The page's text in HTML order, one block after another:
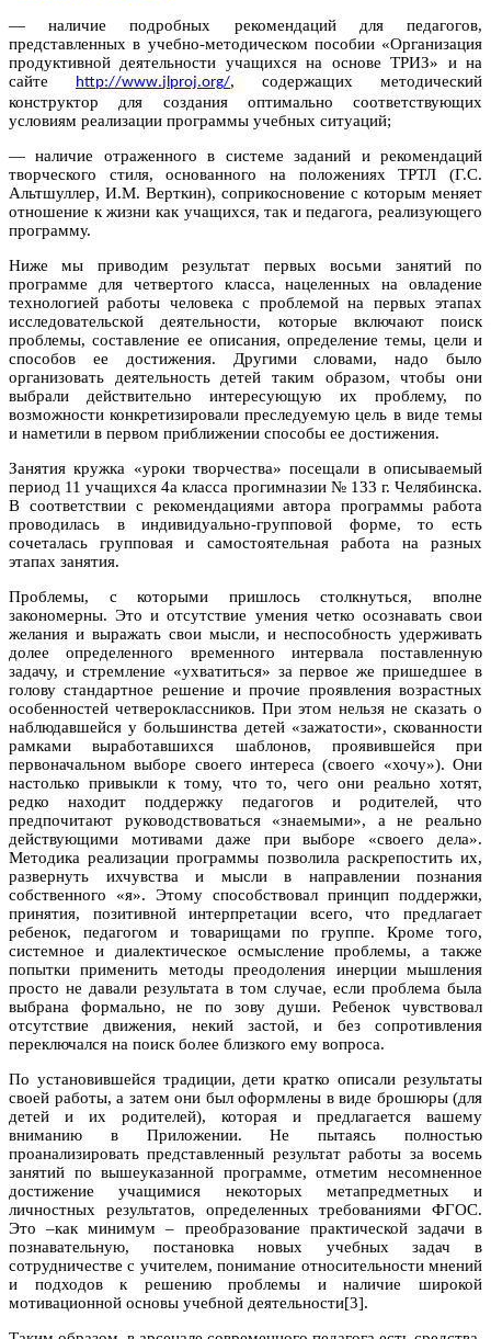
— наличие подробных рекомендаций для педагогов,
представленных в учебно-методическом пособии «Организация
продуктивной деятельности учащихся на основе ТРИЗ» и на
сайте http://www.jlproj.org/, содержащих методический
конструктор для создания оптимально соответствующих
условиям реализации программы учебных ситуаций;
— наличие отраженного в системе заданий и рекомендаций
творческого стиля, основанного на положениях ТРТЛ (Г.С.
Альтшуллер, И.М. Верткин), соприкосновение с которым меняет
отношение к жизни как учащихся, так и педагога, реализующего
программу.
Ниже мы приводим результат первых восьми занятий по
программе для четвертого класса, нацеленных на овладение
технологией работы человека с проблемой на первых этапах
исследовательской деятельности, которые включают поиск
проблемы, составление ее описания, определение темы, цели и
способов ее достижения. Другими словами, надо было
организовать деятельность детей таким образом, чтобы они
выбрали действительно интересующую их проблему, по
возможности конкретизировали преследуемую цель в виде темы
и наметили в первом приближении способы ее достижения.
Занятия кружка «уроки творчества» посещали в описываемый
период 11 учащихся 4а класса прогимназии № 133 г. Челябинска.
В соответствии с рекомендациями автора программы работа
проводилась в индивидуально-групповой форме, то есть
сочеталась групповая и самостоятельная работа на разных
этапах занятия.
Проблемы, с которыми пришлось столкнуться, вполне
закономерны. Это и отсутствие умения четко осознавать свои
желания и выражать свои мысли, и неспособность удерживать
долее определенного временного интервала поставленную
задачу, и стремление «ухватиться» за первое же пришедшее в
голову стандартное решение и прочие проявления возрастных
особенностей четвероклассников. При этом нельзя не сказать о
наблюдавшейся у большинства детей «зажатости», скованности
рамками выработавшихся шаблонов, проявившейся при
первоначальном выборе своего интереса (своего «хочу»). Они
настолько привыкли к тому, что то, чего они реально хотят,
редко находит поддержку педагогов и родителей, что
предпочитают руководствоваться «знаемыми», а не реально
действующими мотивами даже при выборе «своего дела».
Методика реализации программы позволила раскрепостить их,
развернуть ихчувства и мысли в направлении познания
собственного «я». Этому способствовал принцип поддержки,
принятия, позитивной интерпретации всего, что предлагает
ребенок, педагогом и товарищами по группе. Кроме того,
системное и диалектическое осмысление проблемы, а также
попытки применить методы преодоления инерции мышления
просто не давали результата в том случае, если проблема была
выбрана формально, не по зову души. Ребенок чувствовал
отсутствие движения, некий застой, и без сопротивления
переключался на поиск более близкого ему вопроса.
По установившейся традиции, дети кратко описали результаты
своей работы, а затем они был оформлены в виде брошюры (для
детей и их родителей), которая и предлагается вашему
вниманию в Приложении. Не пытаясь полностью
проанализировать представленный результат работы за восемь
занятий по вышеуказанной программе, отметим несомненное
достижение учащимися некоторых метапредметных и
личностных результатов, определенных требованиями ФГОС.
Это –как минимум – преобразование практической задачи в
познавательную, постановка новых учебных задач в
сотрудничестве с учителем, понимание относительности мнений
и подходов к решению проблемы и наличие широкой
мотивационной основы учебной деятельности[3].